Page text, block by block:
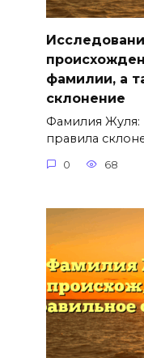
фамилии, а
склонение
Фамилия Жуля:
правила
0 68